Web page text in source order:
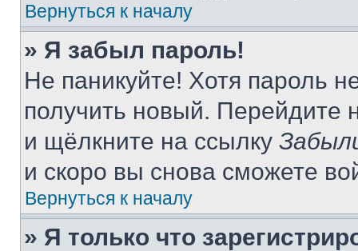
Вернуться к началу
» Я забыл пароль!
Не паникуйте! Хотя пароль
получить новый. Перейдите
и щёлкните на ссылку
и скоро вы снова сможете
Вернуться к началу
» Я только что